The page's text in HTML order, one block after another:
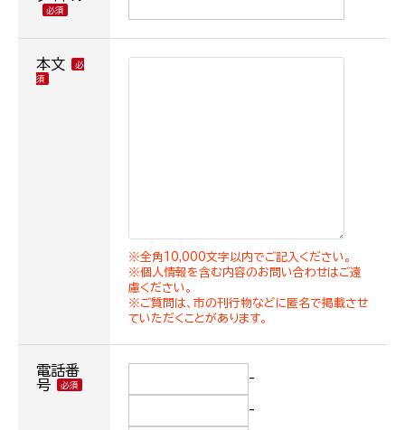
本文
※全角10,000文字以内でご記入ください。
※個人情報を含む内容のお問い合わせはご遠
慮ください。
※ご質問は、市の刊行物などに匿名で掲載させ
ていただくことがあります。
電話番
号
-
-